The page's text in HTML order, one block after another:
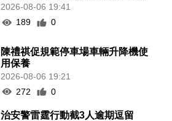
2026-08-06 19:41
189
0
陳禮祺促規範停車場車輛升降機使
用保養
2026-08-06 19:21
272
0
治安警雷霆行動截3人逾期逗留